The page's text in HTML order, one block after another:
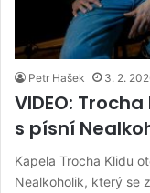
Petr Hašek 3. 2.
VIDEO:
s písní
Kapela Trocha Klidu
Nealkoholik, který se